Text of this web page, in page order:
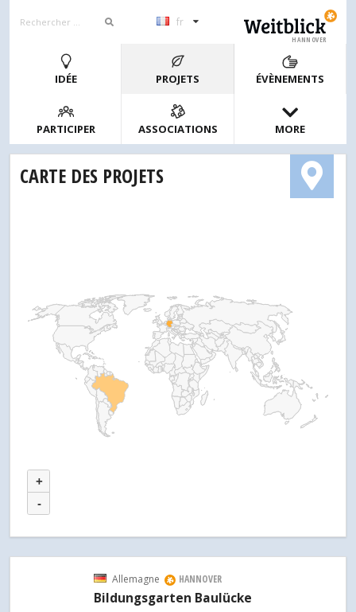
fr
HANNOVER
IDÉE PROJETS ÉVÈNEMENTS
PARTICIPER ASSOCIATIONS MORE
CARTE DES PROJETS
+
-
Allemagne HANNOVER
Bildungsgarten Baulücke